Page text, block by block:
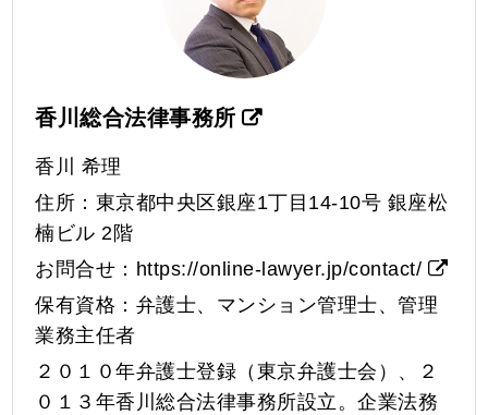
香川総合法律事務所
香川 希理
住所：東京都中央区銀座1丁目14-10号 銀座松
楠ビル 2階
お問合せ： https://online-lawyer.jp/contact/
保有資格：弁護士、マンション管理士、管理
業務主任者
２０１０年弁護士登録（東京弁護士会）、２
０１３年香川総合法律事務所設立。企業法務